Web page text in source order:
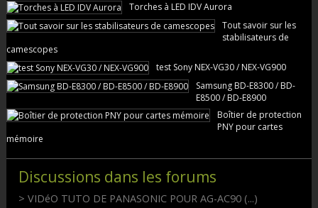
Torches à LED IDV Aurora
Tout savoir sur les
stabilisateurs de
camescopes
test Sony NEX-VG30 / NEX-VG900
Samsung BD-E8300 / BD-
E8500 / BD-E8900
Boîtier de protection
PNY pour cartes
mémoire
Discussions dans les forums
> VIDéO TUTO DE PANASONIC POUR AG-AC90 (...)